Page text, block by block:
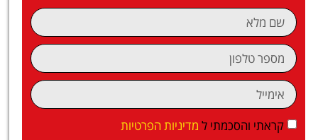
קראתי והסכמתי ל מדיניות הפרטיות